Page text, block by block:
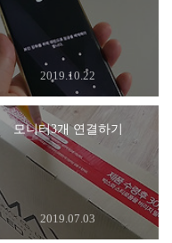
2019.10.22
모니터3개 연결하기
2019.07.03